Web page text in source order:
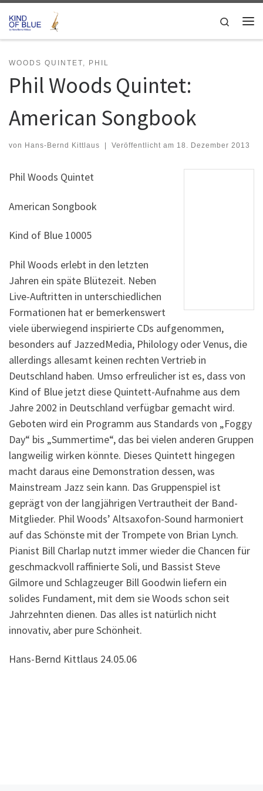
Zum Inhalt springen
Search
WOODS QUINTET, PHIL
Phil Woods Quintet:
American Songbook
von Hans-Bernd Kittlaus Veröffentlicht am 18. Dezember 2013
Phil Woods Quintet
American Songbook
Kind of Blue 10005
Phil Woods erlebt in den letzten
Jahren ein späte Blütezeit. Neben
Live-Auftritten in unterschiedlichen
Formationen hat er bemerkenswert
viele überwiegend inspirierte CDs aufgenommen,
besonders auf JazzedMedia, Philology oder Venus, die
allerdings allesamt keinen rechten Vertrieb in
Deutschland haben. Umso erfreulicher ist es, dass von
Kind of Blue jetzt diese Quintett-Aufnahme aus dem
Jahre 2002 in Deutschland verfügbar gemacht wird.
Geboten wird ein Programm aus Standards von „Foggy
Day“ bis „Summertime“, das bei vielen anderen Gruppen
langweilig wirken könnte. Dieses Quintett hingegen
macht daraus eine Demonstration dessen, was
Mainstream Jazz sein kann. Das Gruppenspiel ist
geprägt von der langjährigen Vertrautheit der Band-
Mitglieder. Phil Woods’ Altsaxofon-Sound harmoniert
auf das Schönste mit der Trompete von Brian Lynch.
Pianist Bill Charlap nutzt immer wieder die Chancen für
geschmackvoll raffinierte Soli, und Bassist Steve
Gilmore und Schlagzeuger Bill Goodwin liefern ein
solides Fundament, mit dem sie Woods schon seit
Jahrzehnten dienen. Das alles ist natürlich nicht
innovativ, aber pure Schönheit.
Hans-Bernd Kittlaus 24.05.06